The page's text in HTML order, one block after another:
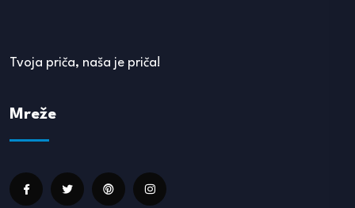
Tvoja priča, naša je priča!
Mreže